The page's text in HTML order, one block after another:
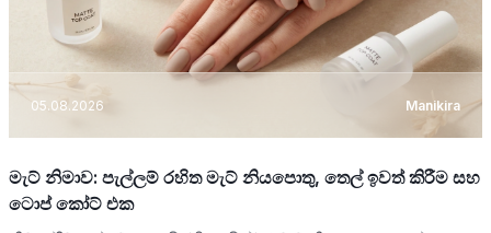
05.08.2026 Manikira
මැට් නිමාව: පැල්ලම් රහිත මැට් නියපොතු, තෙල් ඉවත් කිරීම සහ
ටොප් කෝට් එක